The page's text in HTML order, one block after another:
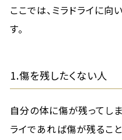
ここでは、ミラドライに
す。
1.傷を残したくない人
自分の体に傷が残ってし
ライであれば傷が残るこ